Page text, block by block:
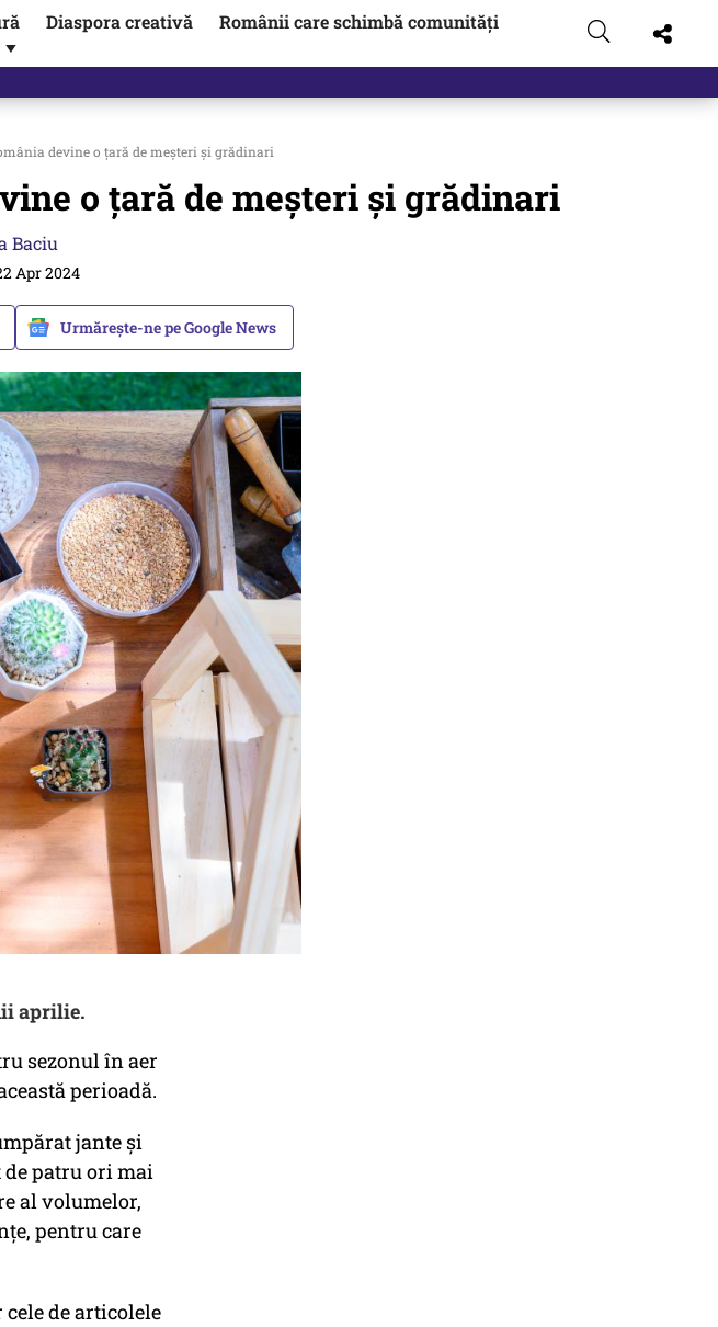
Diaspora creativă
Românii care schimbă comunități
▼
după ce Green Deal-ul a pus pe…
devine o țară de meșteri și grădinari
o țară de meșteri și grădinari
Baciu
Apr 2024
Urmărește-ne pe Google News
aprilie.
sezonul în aer
perioadă.
jante și
de patru ori mai
al volumelor,
pentru care
de articolele